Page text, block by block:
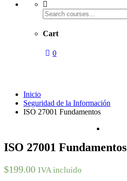
Cart
0
Inicio
Seguridad de la Información
ISO 27001 Fundamentos
ISO 27001 Fundamentos
$199.00 IVA incluido